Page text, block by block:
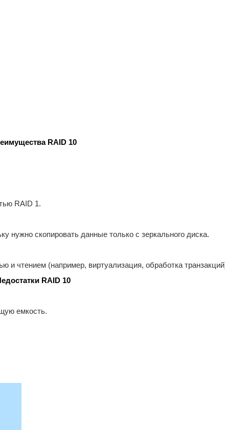
RAID 10
RAID 1.
нужно скопировать данные только с зеркального диска.
и чтением (например, виртуализация, обработка
RAID 10
емкость.